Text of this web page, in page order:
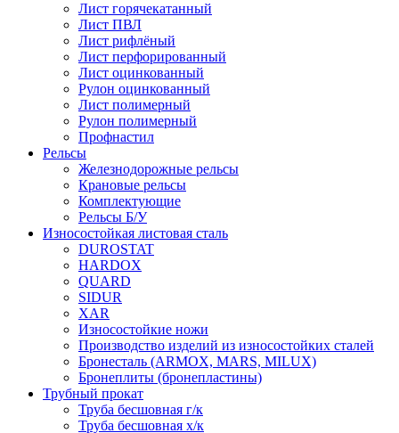
Лист горячекатанный
Лист ПВЛ
Лист рифлёный
Лист перфорированный
Лист оцинкованный
Рулон оцинкованный
Лист полимерный
Рулон полимерный
Профнастил
Рельсы
Железнодорожные рельсы
Крановые рельсы
Комплектующие
Рельсы Б/У
Износостойкая листовая сталь
DUROSTAT
HARDOX
QUARD
SIDUR
XAR
Износостойкие ножи
Производство изделий из износостойких сталей
Бронесталь (ARMOX, MARS, MILUX)
Бронеплиты (бронепластины)
Трубный прокат
Труба бесшовная г/к
Труба бесшовная х/к